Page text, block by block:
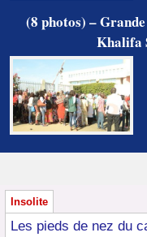
(8 photos) –
Khalifa
Insolite
Les pieds de nez du